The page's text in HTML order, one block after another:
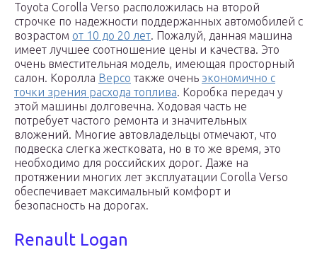
Toyota Corolla Verso расположилась на второй
строчке по надежности поддержанных автомобилей с
возрастом от 10 до 20 лет. Пожалуй, данная машина
имеет лучшее соотношение цены и качества. Это
очень вместительная модель, имеющая просторный
салон. Королла Версо также очень экономично с
точки зрения расхода топлива. Коробка передач у
этой машины долговечна. Ходовая часть не
потребует частого ремонта и значительных
вложений. Многие автовладельцы отмечают, что
подвеска слегка жестковата, но в то же время, это
необходимо для российских дорог. Даже на
протяжении многих лет эксплуатации Corolla Verso
обеспечивает максимальный комфорт и
безопасность на дорогах.
Renault Logan